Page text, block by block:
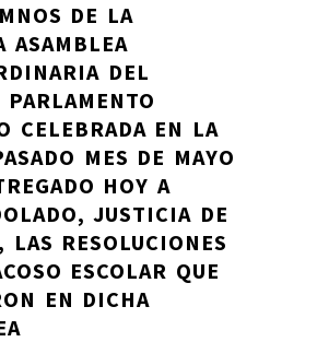
DE LA
ASAMBLEA
DEL
PARLAMENTO
CELEBRADA EN LA
MES DE MAYO
HOY A
JUSTICIA DE
LAS RESOLUCIONES
ESCOLAR QUE
EN DICHA